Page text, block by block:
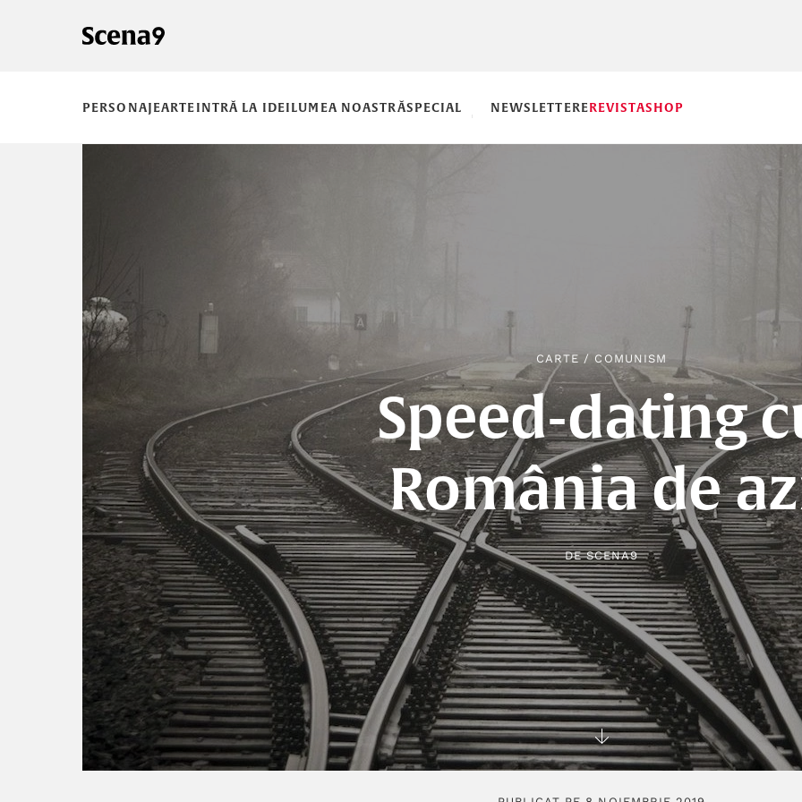
PERSONAJEARTEINTRĂ LA IDEILUMEA NOASTRĂSPECIAL NEWSLETTEREREVISTASHOP
CARTE / COMUNISM
Speed-dating
România de
DESCENA9